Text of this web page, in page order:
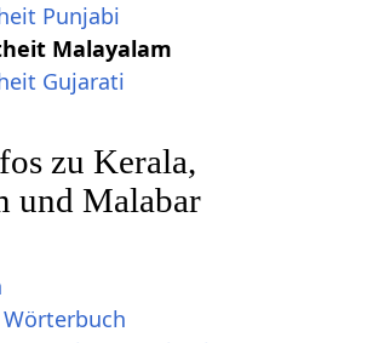
Punjabi
Malayalam
Gujarati
zu Kerala,
und Malabar